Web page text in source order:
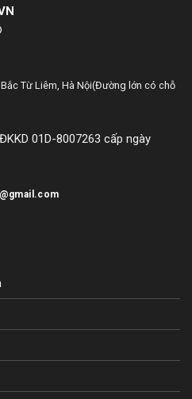
Từ Liêm, Hà Nội(Đường lớn có chỗ
01D-8007263 cấp ngày